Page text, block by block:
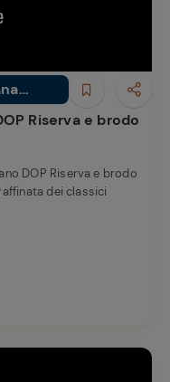
Riserva e brodo
DOP Riserva e brodo
dei classici